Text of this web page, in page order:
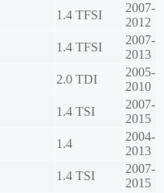
1.4 TFSI
2007-
2012
1.4 TFSI
2007-
2013
2.0 TDI
2005-
2010
1.4 TSI
2007-
2015
1.4
2004-
2013
1.4 TSI
2007-
2015